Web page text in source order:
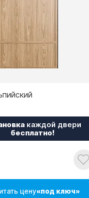
каждой двери
бесплатно!
цену«под ключ»